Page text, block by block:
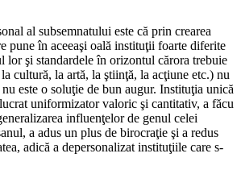
al subsemnatului este că prin crearea
pune în aceeaşi oală instituţii foarte diferite
lor şi standardele în orizontul cărora trebuie
la cultură, la artă, la ştiinţă, la acţiune etc.) nu
este o soluţie de bun augur. Instituţia unică
uniformizator valoric şi cantitativ, a făcu
influenţelor de genul celei
a adus un plus de birocraţie şi a redus
adică a depersonalizat instituţiile care s-